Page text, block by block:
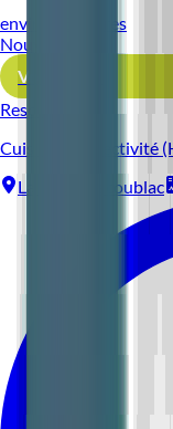
environ 5 heures
Nouveau
Voir l'offre
Reso 44
Cuisinier Collectivité
La Baule-Escoublac